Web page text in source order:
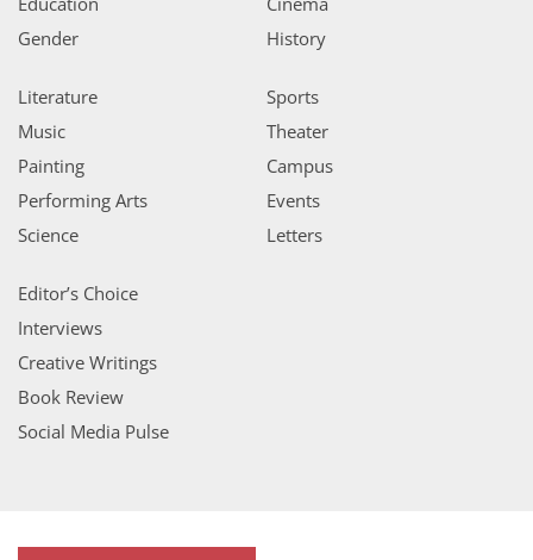
Gender
History
Literature
Music
Painting
Performing Arts
Science
Sports
Theater
Campus
Events
Letters
Editor’s Choice
Interviews
Creative Writings
Book Review
Social Media Pulse